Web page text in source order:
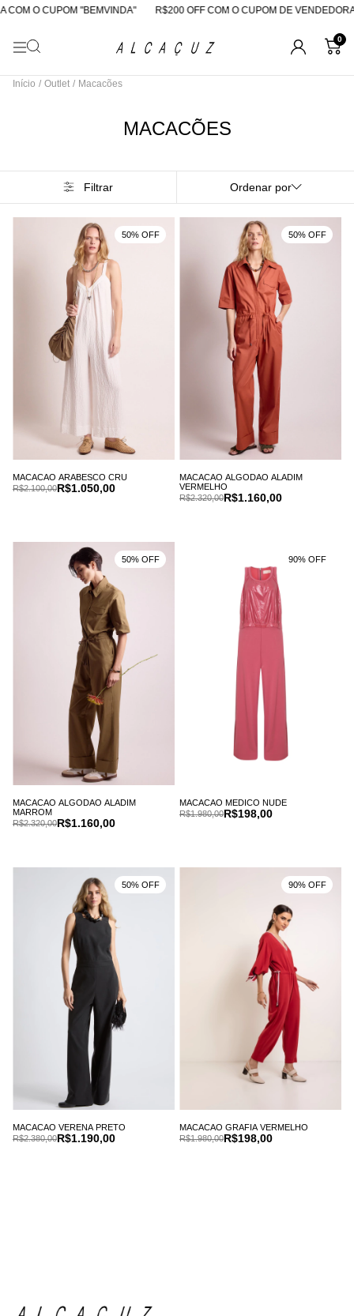
O CUPOM "BEMVINDA" R$200 OFF COM O CUPOM DE VENDEDORA
0
Início / Outlet / Macacões
MACACÕES
Filtrar Ordenar por
MACACAO ARABESCO CRU
R$1.050,00
R$2.100,00
50% OFF
MACACAO ALGODAO ALADIM
VERMELHO
R$1.160,00
R$2.320,00
50% OFF
MACACAO ALGODAO ALADIM
MARROM
R$1.160,00
R$2.320,00
50% OFF
MACACAO MEDICO NUDE
R$198,00
R$1.980,00
90% OFF
MACACAO VERENA PRETO
R$1.190,00
R$2.380,00
50% OFF
MACACAO GRAFIA VERMELHO
R$198,00
R$1.980,00
90% OFF